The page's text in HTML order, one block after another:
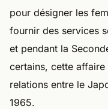
pour désigner les
fournir des services
et pendant la
certains, cette
relations entre le
1965.